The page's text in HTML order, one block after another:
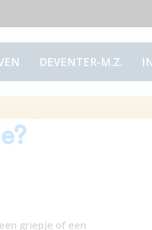
DEVENTER-M.Z.
griepje of een